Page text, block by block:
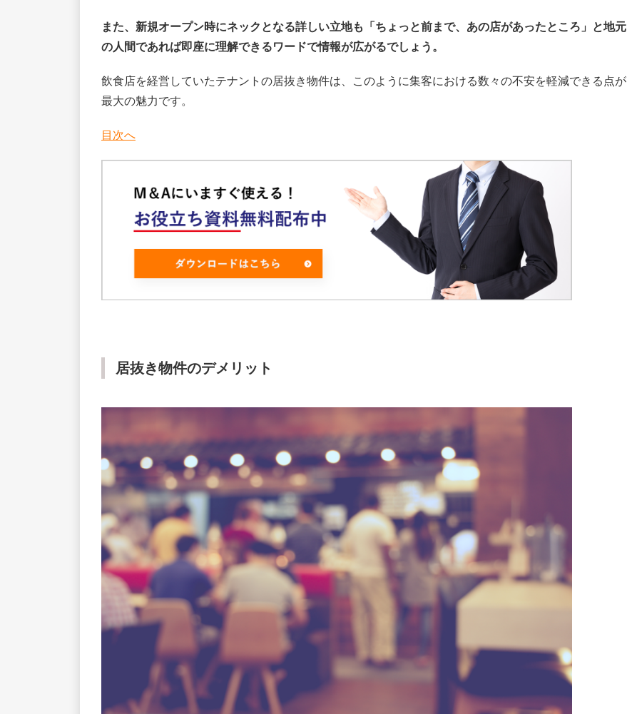
また、新規オープン時にネックとなる詳しい立地も「ちょっと前まで、あの店があったところ」と地元
の人間であれば即座に理解できるワードで情報が広がるでしょう。
飲食店を経営していたテナントの居抜き物件は、このように集客における数々の不安を軽減できる点が
最大の魅力です。
目次へ
居抜き物件のデメリット